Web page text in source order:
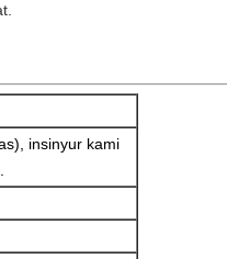
insinyur kami